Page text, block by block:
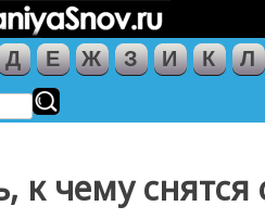
Д Е Ж З И К Л
к чему снятся